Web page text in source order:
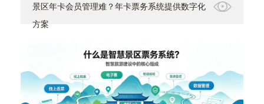
景区年卡会员管理难？年卡票务系统提供数字化
方案